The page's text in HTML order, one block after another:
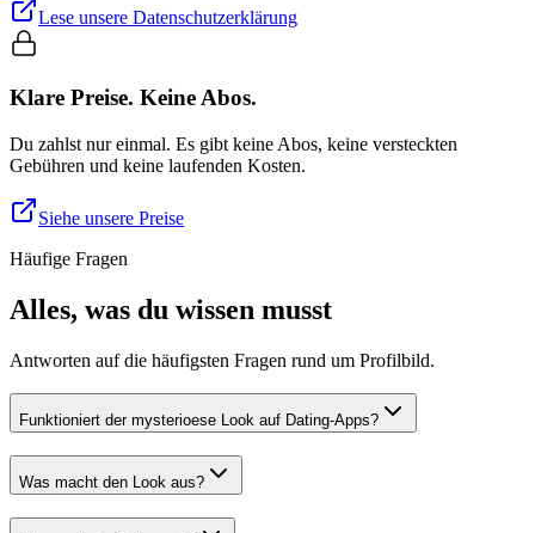
Lese unsere Datenschutzerklärung
Klare Preise. Keine Abos.
Du zahlst nur einmal. Es gibt keine Abos, keine versteckten
Gebühren und keine laufenden Kosten.
Siehe unsere Preise
Häufige Fragen
Alles, was du wissen musst
Antworten auf die häufigsten Fragen rund um Profilbild.
Funktioniert der mysterioese Look auf Dating-Apps?
Was macht den Look aus?